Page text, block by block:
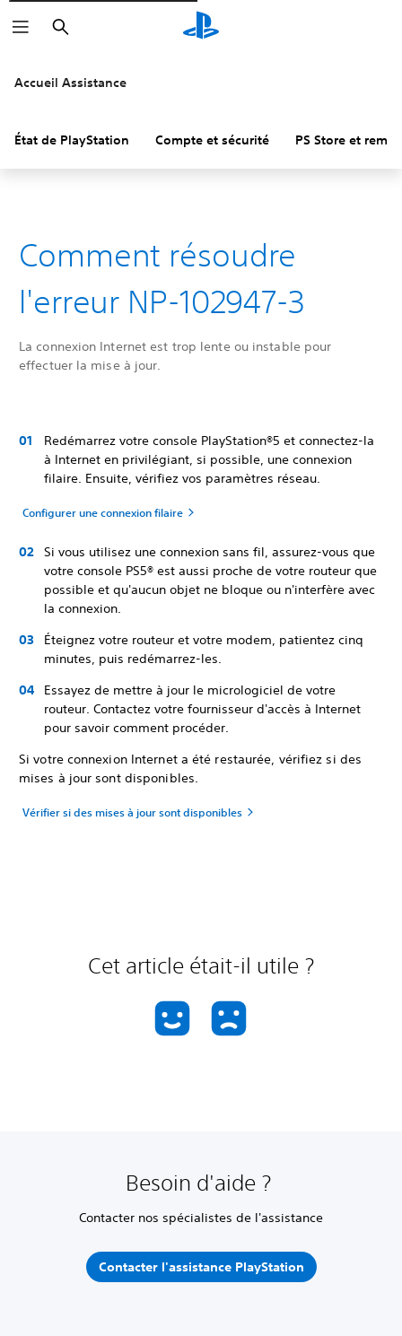
Rechercher
Accueil Assistance
État de PlayStation Compte et sécurité PS Store et
Comment résoudre
l'erreur NP-102947-3
La connexion Internet est trop lente ou instable pour
effectuer la mise à jour.
Redémarrez votre console PlayStation®5 et connectez-la
à Internet en privilégiant, si possible, une connexion
filaire. Ensuite, vérifiez vos paramètres réseau.
Configurer une connexion filaire
Si vous utilisez une connexion sans fil, assurez-vous que
votre console PS5® est aussi proche de votre routeur que
possible et qu'aucun objet ne bloque ou n'interfère avec
la connexion.
Éteignez votre routeur et votre modem, patientez cinq
minutes, puis redémarrez-les.
Essayez de mettre à jour le micrologiciel de votre
routeur. Contactez votre fournisseur d'accès à Internet
pour savoir comment procéder.
Si votre connexion Internet a été restaurée, vérifiez si des
mises à jour sont disponibles.
Vérifier si des mises à jour sont disponibles
Cet article était-il utile ?
Besoin d'aide ?
Contacter nos spécialistes de l'assistance
Contacter l'assistance PlayStation